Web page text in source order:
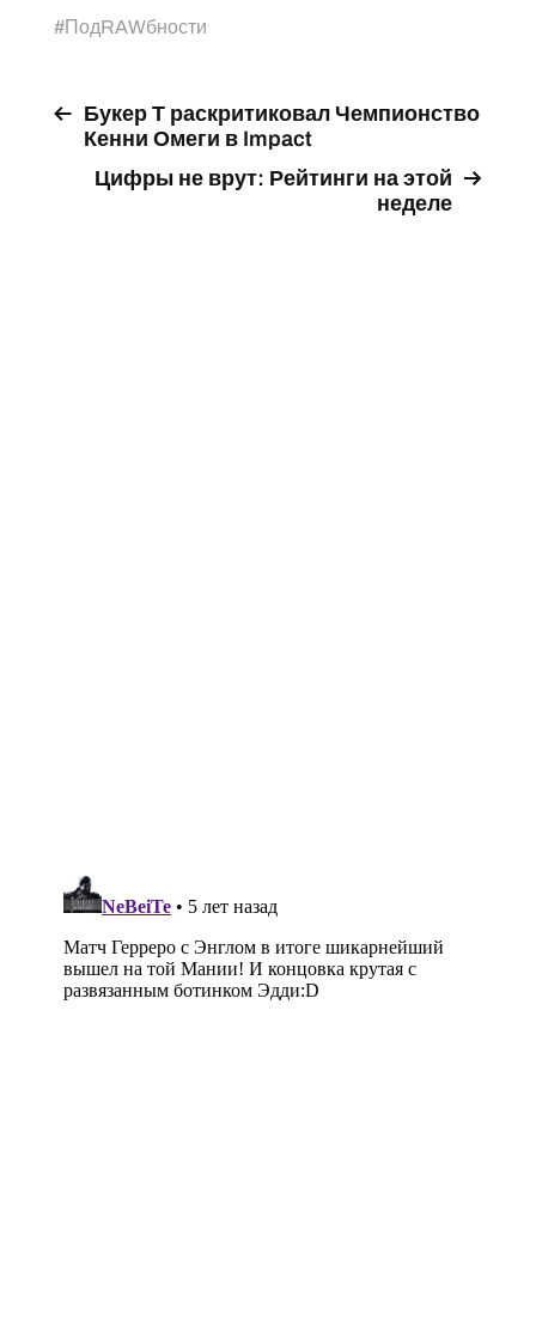
#ПодRAWбности
Букер Т раскритиковал Чемпионство
Кенни Омеги в Impact
Цифры не врут: Рейтинги на этой
неделе